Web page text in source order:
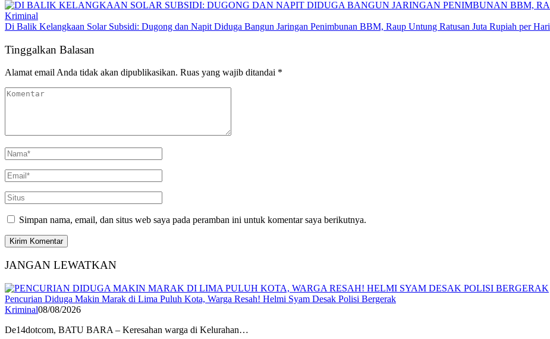
Kriminal
Di Balik Kelangkaan Solar Subsidi: Dugong dan Napit Diduga Bangun Jaringan Penimbunan BBM, Raup Untung Ratusan Juta Rupiah per Hari
Tinggalkan Balasan
Alamat email Anda tidak akan dipublikasikan. Ruas yang wajib ditandai *
Simpan nama, email, dan situs web saya pada peramban ini untuk komentar saya berikutnya.
JANGAN LEWATKAN
Pencurian Diduga Makin Marak di Lima Puluh Kota, Warga Resah! Helmi Syam Desak Polisi Bergerak
Kriminal08/08/2026
De14dotcom, BATU BARA – Keresahan warga di Kelurahan…